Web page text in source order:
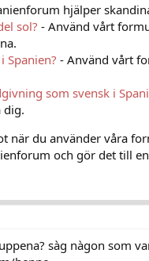
hjälper
sol? - Använd vårt
Spanien? - Använd vårt
som svensk i
dig.
när du använder våra
och gör det till
sàg nàgon som